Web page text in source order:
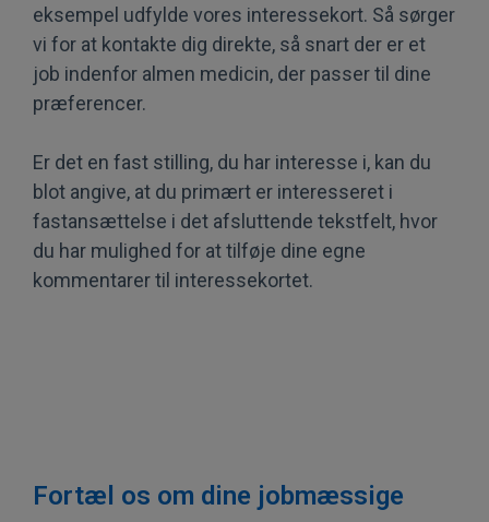
eksempel udfylde vores interessekort. Så sørger
vi for at kontakte dig direkte, så snart der er et
job indenfor almen medicin, der passer til dine
præferencer.
Er det en fast stilling, du har interesse i, kan du
blot angive, at du primært er interesseret i
fastansættelse i det afsluttende tekstfelt, hvor
du har mulighed for at tilføje dine egne
kommentarer til interessekortet.
Fortæl os om dine jobmæssige